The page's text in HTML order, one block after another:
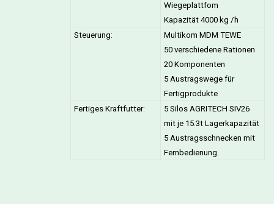
Wiegeplattfom
Kapazität 4000 kg /h
Steuerung:
Multikom MDM TEWE
50 verschiedene Rationen
20 Komponenten
5 Austragswege für
Fertigprodukte
Fertiges Kraftfutter:
5 Silos AGRITECH SIV26
mit je 15.3t Lagerkapazität
5 Austragsschnecken mit
Fernbedienung.